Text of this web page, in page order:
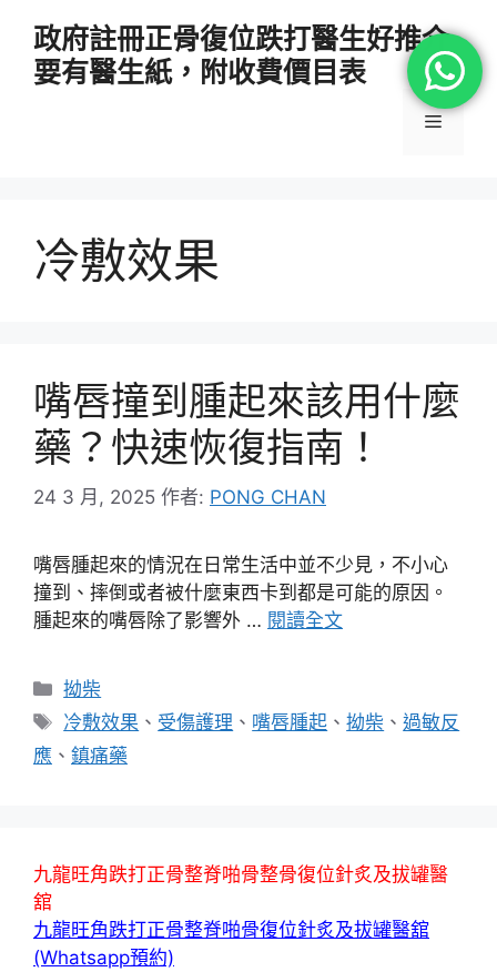
政府註冊正骨復位跌打醫生好推介
要有醫生紙，附收費價目表
選
冷敷效果
嘴唇撞到腫起來該用什麼
藥？快速恢復指南！
24 3 月, 2025 作者: PONG CHAN
嘴唇腫起來的情況在日常生活中並不少見，不小心
撞到、摔倒或者被什麼東西卡到都是可能的原因。
腫起來的嘴唇除了影響外 … 閱讀全文
分
類
拗柴
標
籤
冷敷效果 、 受傷護理 、 嘴唇腫起 、拗柴 、過敏反
應 、 鎮痛藥
九龍旺角跌打正骨整脊啪骨整骨復位針炙及拔罐醫
舘
九龍旺角跌打正骨整脊啪骨復位針炙及拔罐醫舘
(Whatsapp預約)